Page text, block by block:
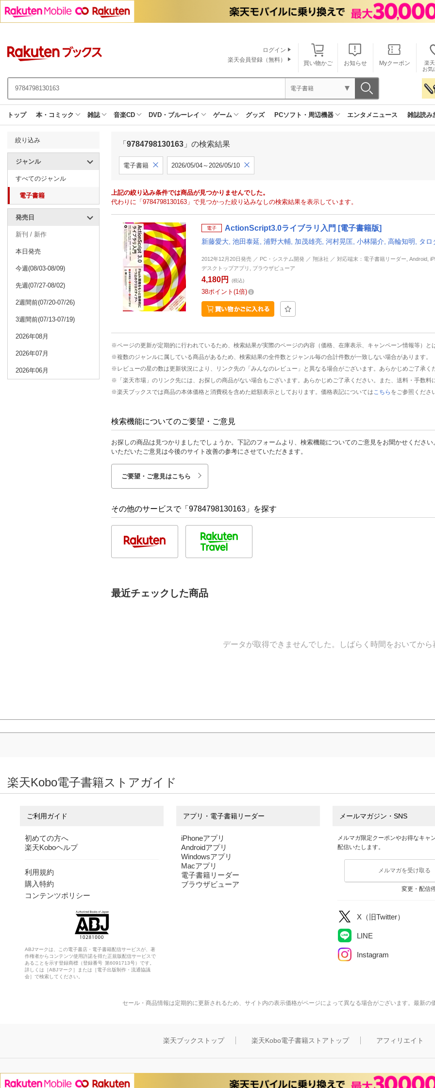
買い物かご お知らせ Myクーポン
楽
お気
ログイン
楽天会員登録（無料）
電子書籍
トップ 本・コミック 雑誌 音楽CD DVD・ブルーレイ ゲーム グッズ PCソフト・周辺機器 エンタメニュース 雑誌読み
絞り込み
ジャンル
すべてのジャンル
電子書籍
発売日
新刊 / 新作
本日発売
今週(08/03-08/09)
先週(07/27-08/02)
2週間前(07/20-07/26)
3週間前(07/13-07/19)
2026年08月
2026年07月
2026年06月
「 9784798130163 」の検索結果
電子書籍 2026/05/04～2026/05/10
上記の絞り込み条件では商品が見つかりませんでした。
代わりに「9784798130163」で見つかった絞り込みなしの検索結果を表示しています。
電子 ActionScript3.0ライブラリ入門 [電子書籍版]
新藤愛大, 池田泰延, 浦野大輔, 加茂雄亮, 河村晃匡, 小林陽介, 高輪知明, タ
2012年12月20日発売 ／ PC・システム開発 ／ 翔泳社 ／ 対応端末：電子書籍リーダー, Android,
デスクトップアプリ, ブラウザビューア
4,180円 (税込)
38ポイント 1倍
※ページの更新が定期的に行われているため、検索結果が実際のページの内容（価格、在庫表示、キャンペーン情報等）と
※複数のジャンルに属している商品があるため、検索結果の全件数とジャンル毎の合計件数が一致しない場合があります。
※レビューの星の数は更新状況により、リンク先の「みんなのレビュー」と異なる場合がございます。あらかじめご了承く
※「楽天市場」のリンク先には、お探しの商品がない場合もございます。あらかじめご了承ください。また、送料・手数料
※楽天ブックスでは商品の本体価格と消費税を含めた総額表示としております。価格表記については こちら をご参照くださ
検索機能についてのご要望・ご意見
お探しの商品は見つかりましたでしょうか。下記のフォームより、検索機能についてのご意見をお聞かせください
いただいたご意見は今後のサイト改善の参考にさせていただきます。
ご要望・ご意見はこちら
その他のサービスで「9784798130163」を探す
最近チェックした商品
データが取得できませんでした。しばらく時間をおいてから
楽天Kobo電子書籍ストアガイド
ご利用ガイド
初めての方へ
楽天Koboヘルプ
利用規約
購入特約
コンテンツポリシー
ABJマークは、この電子書店・電子書籍配信サービスが、著
作権者からコンテンツ使用許諾を得た正規版配信サービスで
あることを示す登録商標（登録番号 第6091713号）です。
詳しくは［ABJマーク］または［電子出版制作・流通協議
会］で検索してください。
アプリ・電子書籍リーダー
iPhoneアプリ
Androidアプリ
Windowsアプリ
Macアプリ
電子書籍リーダー
ブラウザビューア
メールマガジン・SNS
メルマガ限定クーポンやお得なキャ
配信いたします。
メルマガを受け取る
変更・配信
X（旧Twitter）
LINE
Instagram
セール・商品情報は定期的に更新されるため、サイト内の表示価格がページによって異なる場合がございます。最新の
楽天ブックストップ 楽天Kobo電子書籍ストアトップ アフィリエイト